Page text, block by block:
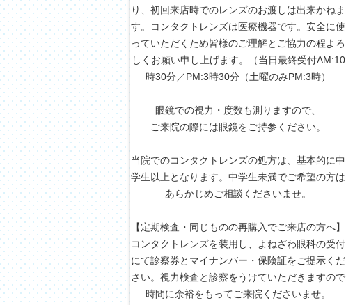
り、初回来店時でのレンズのお渡しは出来かねま
す。コンタクトレンズは医療機器です。安全に使
っていただくため皆様のご理解とご協力の程よろ
しくお願い申し上げます。（当日最終受付AM:10
時30分／PM:3時30分（土曜のみPM:3時）
眼鏡での視力・度数も測りますので、
ご来院の際には眼鏡をご持参ください。
当院でのコンタクトレンズの処方は、基本的に中
学生以上となります。中学生未満でご希望の方は
あらかじめご相談くださいませ。
【定期検査・同じものの再購入でご来店の方へ】
コンタクトレンズを装用し、よねざわ眼科の受付
にて診察券とマイナンバー・保険証をご提示くだ
さい。視力検査と診察をうけていただきますので
時間に余裕をもってご来院くださいませ。